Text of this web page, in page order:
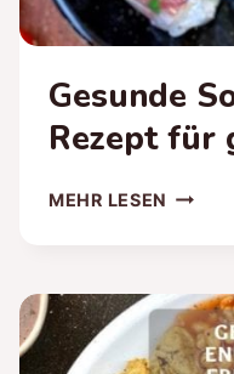
Gesunde
Rezept für
MEHR LESEN
FÜR